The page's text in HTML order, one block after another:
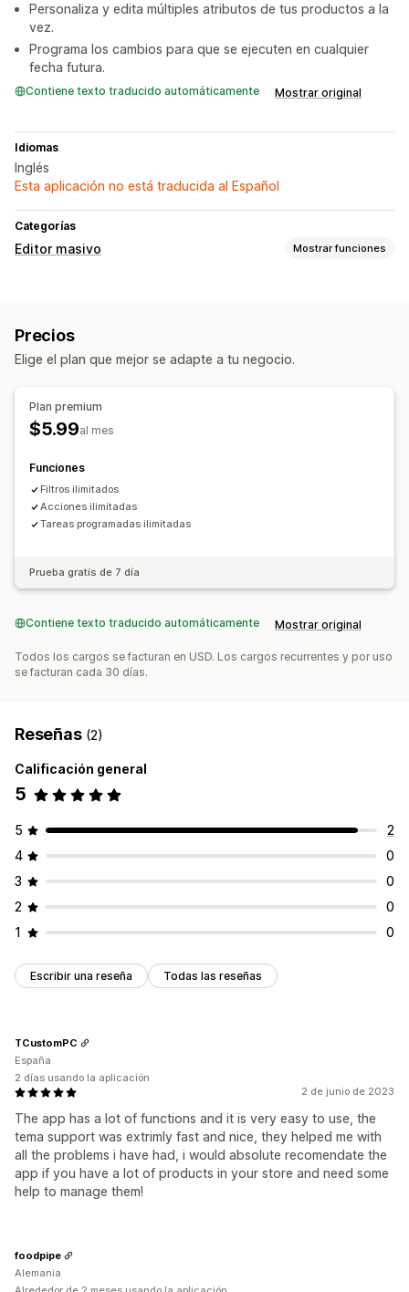
Personaliza y edita múltiples atributos de tus productos a la
vez.
Programa los cambios para que se ejecuten en cualquier
fecha futura.
Contiene texto traducido automáticamente Mostrar original
Idiomas
Inglés
Esta aplicación no está traducida al Español
Categorías
Editor masivo Mostrar funciones
SKU y códigos de barras
Inventario
Colecciones
Búsqueda y filtro
Precios
Elige el plan que mejor se adapte a tu negocio.
Plan premium
$5.99al mes
Funciones
Filtros ilimitados
Acciones ilimitadas
Tareas programadas ilimitadas
Prueba gratis de 7 día
Contiene texto traducido automáticamente Mostrar original
Todos los cargos se facturan en USD. Los cargos recurrentes y por uso
se facturan cada 30 días.
Reseñas (2)
Calificación general
5
5
2
4
0
3
0
2
0
1
0
Escribir una reseña Todas las reseñas
2 de junio de 2023
The app has a lot of functions and it is very easy to use, the
tema support was extrimly fast and nice, they helped me with
all the problems i have had, i would absolute recomendate the
app if you have a lot of products in your store and need some
help to manage them!
TCustomPC
España
2 días usando la aplicación
foodpipe
Alemania